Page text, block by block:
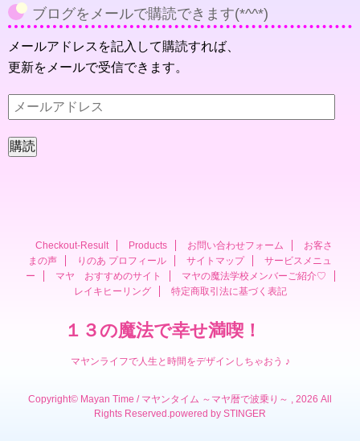
ブログをメールで購読できます(*^^*)
メールアドレスを記入して購読すれば、
更新をメールで受信できます。
メ
ル
Checkout-Result Products お問い合わせフォーム
お客さ
まの声
りのあ プロフィール サイトマップ
サービスメニュ
ー
マヤ おすすめのサイト
マヤの魔法学校メンバーご紹介♡
レイキヒーリング
特定商取引法に基づく表記
１３の魔法で幸せ満喫！
マヤンライフで人生と時間をデザインしちゃおう ♪
Copyright© Mayan Time / マヤンタイム ～マヤ暦で波乗り～ , 2026 All
Rights Reserved.powered by STINGER